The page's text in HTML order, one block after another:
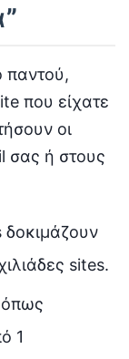
παντού,
που είχατε
οι
σας ή στους
δοκιμάζουν
sites.
όπως
1